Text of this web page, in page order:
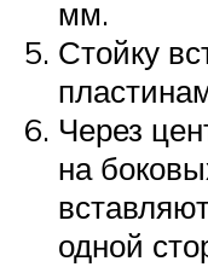
мм.
Стойку
Через
на
одной